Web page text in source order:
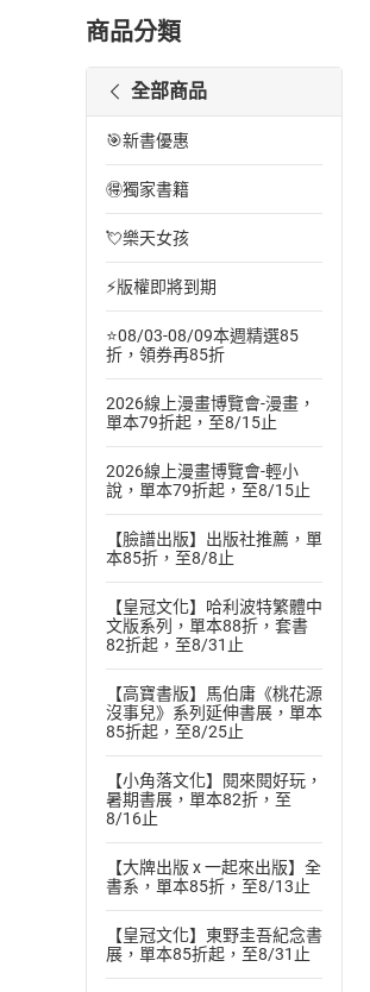
商品分類
全部商品
🎯新書優惠
🉐獨家書籍
💘樂天女孩
⚡版權即將到期
⭐08/03-08/09本週精選85
折，領券再85折
2026線上漫畫博覽會-漫畫，
單本79折起，至8/15止
2026線上漫畫博覽會-輕小
說，單本79折起，至8/15止
【臉譜出版】出版社推薦，單
本85折，至8/8止
【皇冠文化】哈利波特繁體中
文版系列，單本88折，套書
82折起，至8/31止
【高寶書版】馬伯庸《桃花源
沒事兒》系列延伸書展，單本
85折起，至8/25止
【小角落文化】閱來閱好玩，
暑期書展，單本82折，至
8/16止
【大牌出版 x 一起來出版】全
書系，單本85折，至8/13止
【皇冠文化】東野圭吾紀念書
展，單本85折起，至8/31止